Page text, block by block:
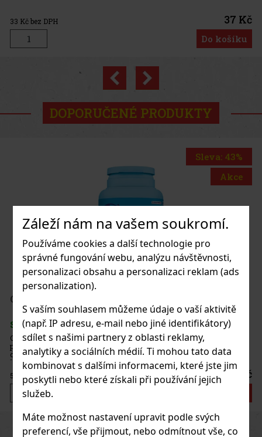
Záleží nám na vašem soukromí.
Používáme cookies a další technologie pro
správné fungování webu, analýzu návštěvnosti,
personalizaci obsahu a personalizaci reklam (ads
personalization).
S vaším souhlasem můžeme údaje o vaší aktivitě
(např. IP adresu, e-mail nebo jiné identifikátory)
sdílet s našimi partnery z oblasti reklamy,
analytiky a sociálních médií. Ti mohou tato data
kombinovat s dalšími informacemi, které jste jim
poskytli nebo které získali při používání jejich
služeb.
Máte možnost nastavení upravit podle svých
preferencí, vše přijmout, nebo odmítnout vše, co
Novinka
Peach 65g
Do košíku
Novinka
Previous
DOPORUČENÉ PRODUKTY
Akce
dóza 64 g
bez cukru s intenzivní mátovou
svěžest dechu. Praktická
víčkem je ideální do auta,
budete mít žvýkačky vždy po ruce. Žvý
57 Kč
Sleva: 43%
Previous Next